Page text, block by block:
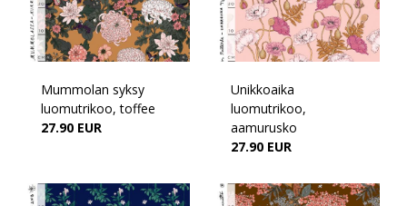
Mummolan syksy
luomutrikoo, toffee
27.90 EUR
Unikkoaika
luomutrikoo,
aamurusko
27.90 EUR